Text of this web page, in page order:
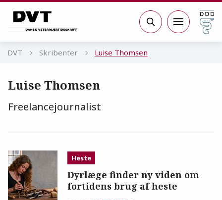
Søg
DVT Skribenter Luise Thomsen
Luise Thomsen
Freelancejournalist
Heste
Dyrlæge finder ny viden om
fortidens brug af heste